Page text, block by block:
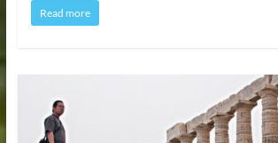
Read more